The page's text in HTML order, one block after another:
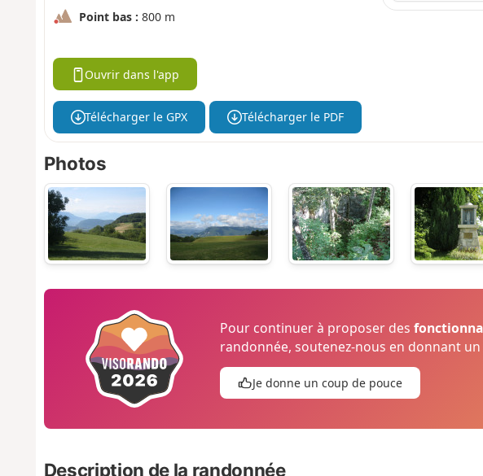
Point bas : 800 m
Ouvrir dans l'app
Télécharger le GPX Télécharger le PDF
Photos
Pour continuer à proposer des
randonnée, soutenez-nous en donnant
Je donne un coup de pouce
Description de la randonnée